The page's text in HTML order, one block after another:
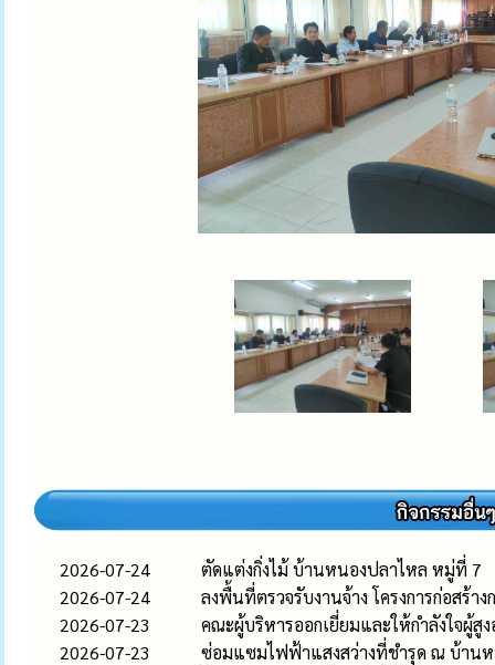
2026-07-24
ตัดแต่งกิ่งไม้ บ้านหนองปลาไหล หมู่ที่ 7
2026-07-24
ลงพื้นที่ตรวจรับงานจ้าง โครงการก่อสร้
2026-07-23
คณะผู้บริหารออกเยี่ยมและให้กำลังใจผู้
2026-07-23
ซ่อมแซมไฟฟ้าแสงสว่างที่ชำรุด ณ บ้าน